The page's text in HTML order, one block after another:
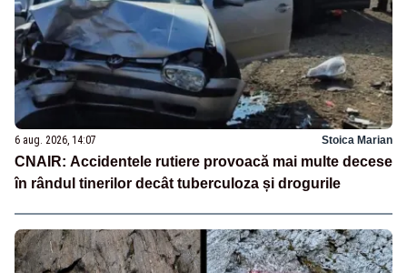
6 aug. 2026, 14:07 Stoica Marian
CNAIR: Accidentele rutiere provoacă mai multe decese
în rândul tinerilor decât tuberculoza și drogurile